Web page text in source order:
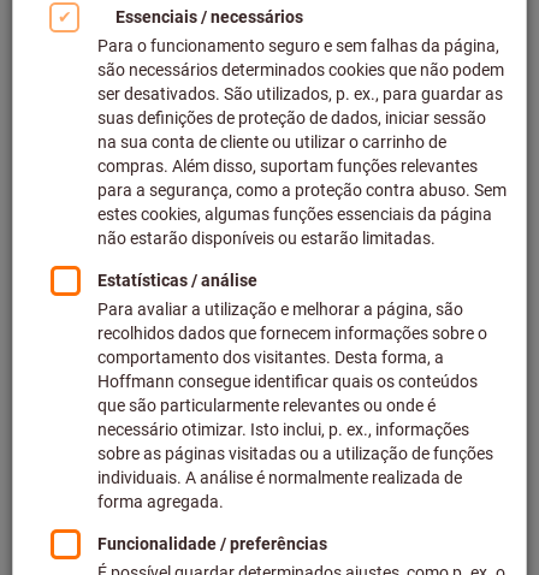
Catálogos e brochuras
Catálogo Hoffmann Group
Os nossos catálogos online dão-lhe acesso rápido e
fácil a todos os artigos do catálogo e permitem-lhe
encomendar diretamente, mesmo quando está em
Saber mais